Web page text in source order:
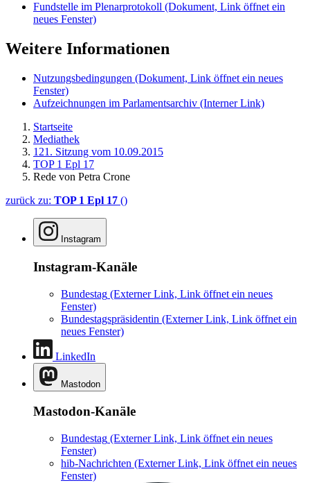
Fundstelle im Plenarprotokoll (Dokument, Link öffnet ein
neues Fenster)
Weitere Informationen
Nutzungsbedingungen (Dokument, Link öffnet ein neues
Fenster)
Aufzeichnungen im Parlamentsarchiv (Interner Link)
Startseite
Mediathek
121. Sitzung vom 10.09.2015
TOP 1 Epl 17
Rede von Petra Crone
zurück zu: TOP 1 Epl 17 ()
Instagram
Instagram-Kanäle
Bundestag (Externer Link, Link öffnet ein neues
Fenster)
Bundestagspräsidentin (Externer Link, Link öffnet ein
neues Fenster)
LinkedIn
Mastodon
Mastodon-Kanäle
Bundestag (Externer Link, Link öffnet ein neues
Fenster)
hib-Nachrichten (Externer Link, Link öffnet ein neues
Fenster)